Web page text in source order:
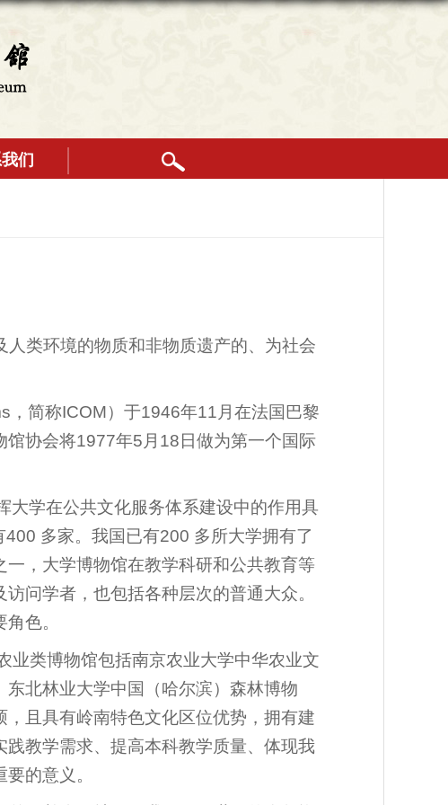
们
类环境的物质和非物质遗产的、为社会
，简称ICOM）于1946年11月在法国巴黎
馆协会将1977年5月18日做为第一个国际
大学在公共文化服务体系建设中的作用具
多家。我国已有200 多所大学拥有了
，大学博物馆在教学科研和公共教育等
问学者，也包括各种层次的普通大众。
色。
业类博物馆包括南京农业大学中华农业文
北林业大学中国（哈尔滨）森林博物
且具有岭南特色文化区位优势，拥有建
教学需求、提高本科教学质量、体现我
的意义。